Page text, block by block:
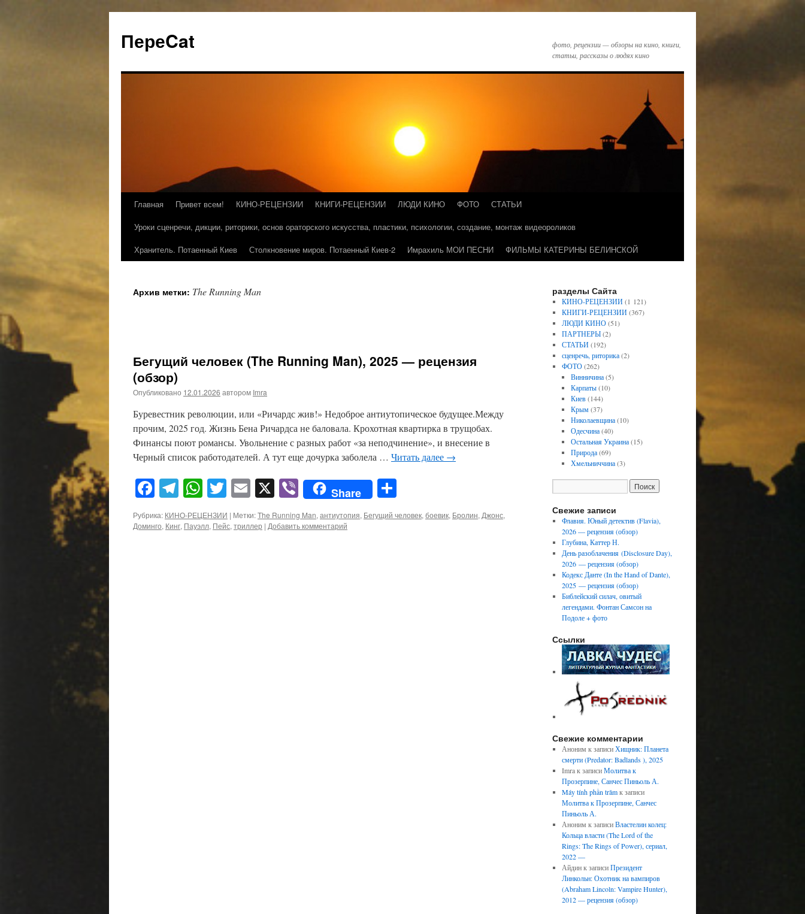
ПереCat
фото, рецензии — обзоры на кино, книги,
статьи, рассказы о людях кино
Главная Привет всем! КИНО-РЕЦЕНЗИИ КНИГИ-РЕЦЕНЗИИ ЛЮДИ КИНО ФОТО
СТАТЬИ
Уроки сценречи, дикции, риторики, основ ораторского искусства, пластики, психологии, создание, монтаж видеороликов
Хранитель. Потаенный Киев
Столкновение миров. Потаенный Киев-2 Имрахиль МОИ ПЕСНИ ФИЛЬМЫ КАТЕРИНЫ БЕЛИНСКОЙ
Архив метки: The Running Man
Бегущий человек (The Running Man), 2025 — рецензия
(обзор)
Опубликовано 12.01.2026 автором Imra
Буревестник революции, или «Ричардс жив!» Недоброе антиутопическое будущее.Между
прочим, 2025 год. Жизнь Бена Ричардса не баловала. Крохотная квартирка в трущобах.
Финансы поют романсы. Увольнение с разных работ «за неподчинение», и внесение в
Черный список работодателей. А тут еще дочурка заболела … Читать далее →
Facebook
Telegram
WhatsApp
Twitter
Email
X ViberShare
Рубрика: КИНО-РЕЦЕНЗИИ | Метки:The Running Man,антиутопия, Бегущий человек,боевик, Бролин,Джонс,
Доминго, Кинг, Пауэлл, Пейс,триллер | Добавить комментарий
разделы Сайта
КИНО-РЕЦЕНЗИИ(1 121)
КНИГИ-РЕЦЕНЗИИ(367)
ЛЮДИ КИНО(51)
ПАРТНЕРЫ(2)
СТАТЬИ(192)
сценречь, риторика(2)
ФОТО(262)
Винничина(5)
Карпаты(10)
Киев(144)
Крым(37)
Николаевщина(10)
Одесчина(40)
Остальная Украина(15)
Природа(69)
Хмельниччина(3)
Свежие записи
Флавия. Юный детектив (Flavia),
2026 — рецензия (обзор)
Глубина, Каттер Н.
День разоблачения (Disclosure Day),
2026 — рецензия (обзор)
Кодекс Данте (In the Hand of Dante),
2025 — рецензия (обзор)
Библейский силач, овитый
легендами. Фонтан Самсон на
Подоле + фото
Ссылки
Свежие комментарии
Аноним к записиХищник: Планета
смерти (Predator: Badlands ), 2025
Imraк записиМолитва к
Прозерпине, Санчес Пиньоль А.
Máy tính phần trămк записи
Молитва к Прозерпине, Санчес
Пиньоль А.
Аноним к записиВластелин колец:
Кольца власти (The Lord of the
Rings: The Rings of Power), сериал,
2022 —
Айдинк записиПрезидент
Линкольн: Охотник на вампиров
(Abraham Lincoln: Vampire Hunter),
2012 — рецензия (обзор)